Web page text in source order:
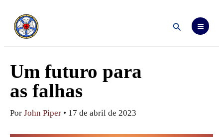
conteúdo
Pesquisar
Um futuro para
as falhas
Por John Piper • 17 de abril de 2023